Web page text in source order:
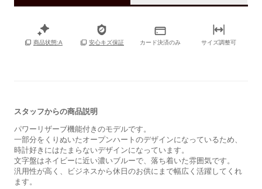
商品状態:A 安心キズ保証 カード決済のみ サイズ調整可
スタッフからの商品説明
パワーリザーブ機能付きのモデルです。
一部分をくりぬいたオープンハートのデザインになっているため、
時計好きにはたまらないデザインになっています。
文字盤はネイビーに近い濃いブルーで、落ち着いた雰囲気です。
汎用性が高く、ビジネスから休日のお供にまで幅広く活躍してくれ
ます。